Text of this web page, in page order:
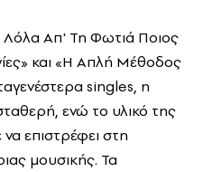
Απ' Τη Φωτιά Ποιος
» και «Η Απλή Μέθοδος
singles, η
ενώ το υλικό της
επιστρέφει στη
μουσικής. Τα